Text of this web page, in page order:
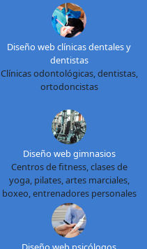
Diseño web clínicas dentales y
dentistas
Clínicas odontológicas, dentistas,
ortodoncistas
Diseño web gimnasios
Centros de fitness, clases de
yoga, pilates, artes marciales,
boxeo, entrenadores personales